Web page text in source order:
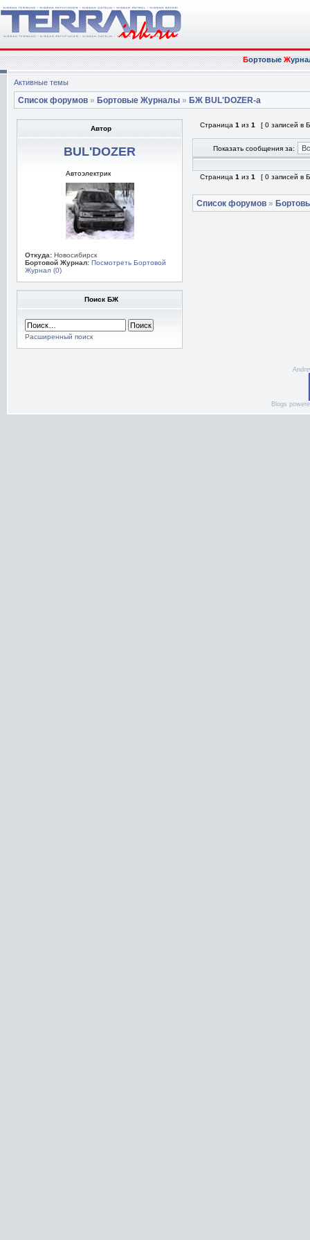
БортовыеЖ
Активные темы
Список форумов » Бортовые Журналы » БЖ BUL'DOZER-а
Автор
BUL'DOZER
Автоэлектрик
Откуда: Новосибирск
Бортовой Журнал: Посмотреть Бортовой
Журнал (0)
Поиск БЖ
Расширенный поиск
Страница 1 из 1 [ 0 записей в
Показать сообщения за:
Страница 1 из 1 [ 0 записей в
Список форумов »
Blogs